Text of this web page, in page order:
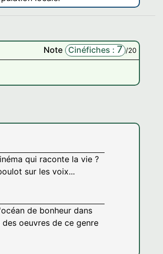
Note Cinéfiches : 7 /20
qui raconte la vie ?
sur les voix...
de bonheur dans
oeuvres de ce genre